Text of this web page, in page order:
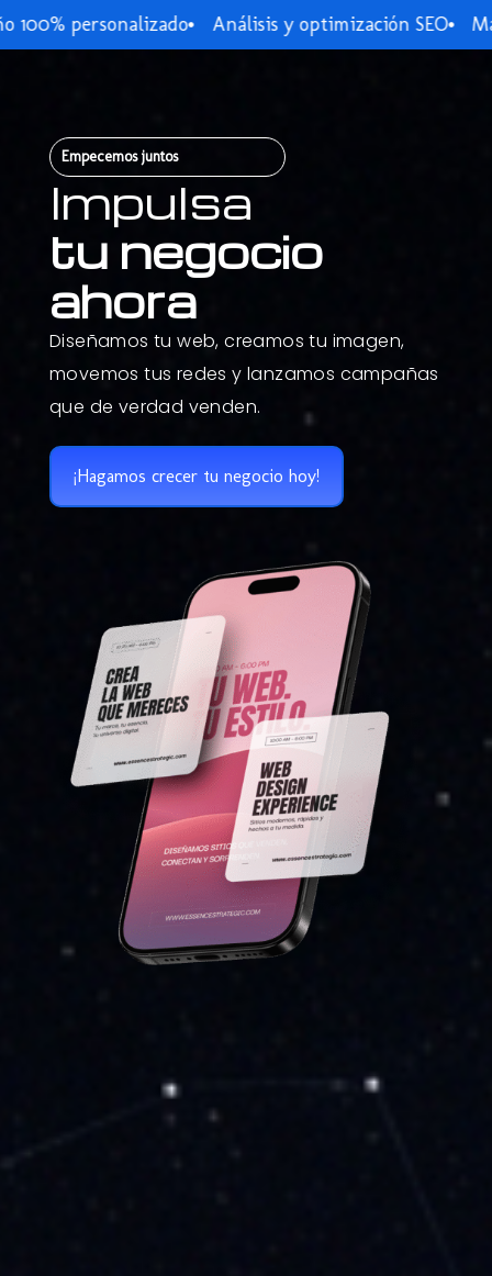
personalizado Análisis y optimización SEO
Empecemos juntos
Impulsa
tu negocio
ahora
Diseñamos tu web, creamos tu imagen,
movemos tus redes y lanzamos campañas
que de verdad venden.
¡Hagamos crecer tu negocio hoy!